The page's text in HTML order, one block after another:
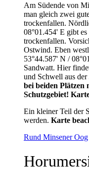
Am Südende von
man gleich zwei
trockenfallen. N
08°01.454' E gibt
trockenfallen.
Ostwind. Eben
53°44.587' N /
Sandwatt. Hier
und Schwell aus der
bei beiden Plätzen
Schutzgebiet!
Ein kleiner Teil der
werden. Karte
Rund Minsener Oog